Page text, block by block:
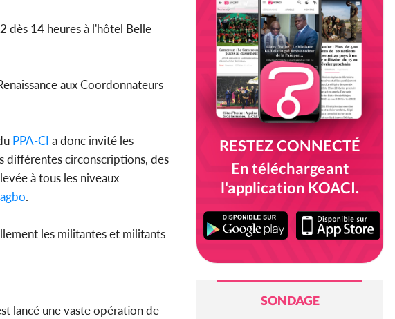
dès 14 heures à l'hôtel Belle
aux Coordonnateurs
PPA-CI a donc invité les
différentes circonscriptions, des
à tous les niveaux
.
les militantes et militants
lancé une vaste opération de
RESTEZ CONNECTÉ
En téléchargeant
l'application KOACI.
SONDAGE